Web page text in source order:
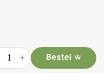
+ Bestel